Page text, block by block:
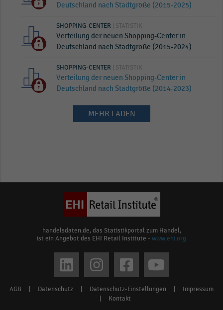
Deutschland nach Stadtgröße (2015-2025)
SHOPPING-CENTER | STATISTIK
Verteilung der neuen Shopping-Center in
Deutschland nach Stadtgröße (2015-2024)
SHOPPING-CENTER | STATISTIK
Verteilung der neuen Shopping-Center in
Deutschland nach Stadtgröße (2014-2023)
MEHR LADEN
handelsdaten.de, das Statistikportal zum Handel,
ist ein Angebot des EHI Retail Institute - www.ehi.org
Footer
AGB Datenschutz Datenschutz-Einstellungen
Impressum
Kontakt